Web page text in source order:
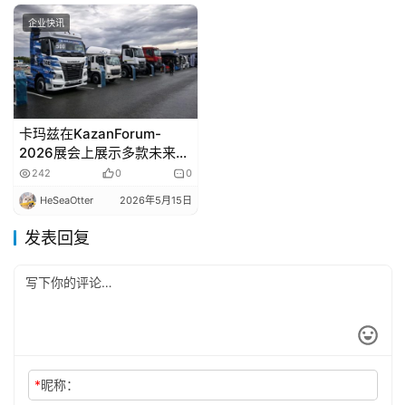
企业快讯
卡玛兹在KazanForum-
2026展会上展示多款未来车
型242 0 0
HeSeaOtter 2026年5月15日
发表回复
*昵称：